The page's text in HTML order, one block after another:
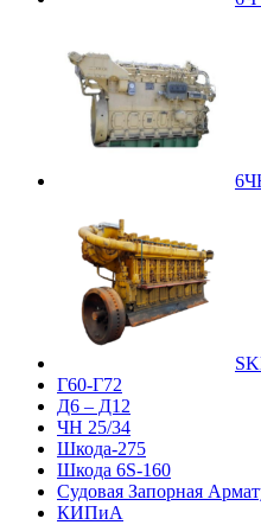
Г60-Г72
Д6 – Д12
ЧН 25/34
Шкода-275
Шкода 6S-160
Судовая Запорная
КИПиА